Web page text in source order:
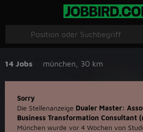
14 Jobs münchen 30 km
Sorry
Die Stellenanzeige Dualer Master:
Business Transformation Consultant
München wurde vor 4 Wochen von